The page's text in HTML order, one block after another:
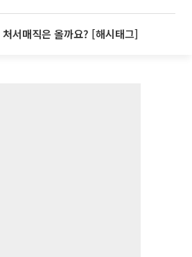
서매직은 올까요? [해시태그]